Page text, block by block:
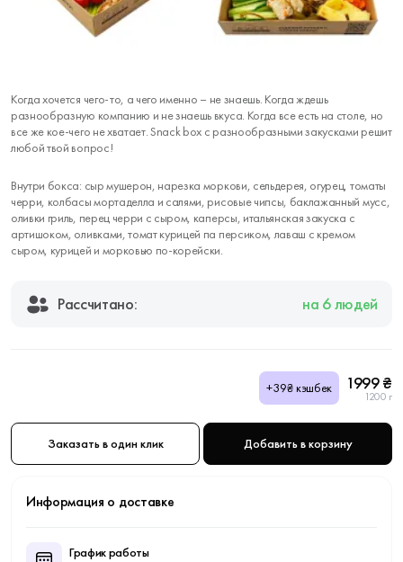
Когда хочется чего-то, а чего именно – не знаешь. Когда ждешь
разнообразную компанию и не знаешь вкуса. Когда все есть на столе, но
все же кое-чего не хватает. Snack box с разнообразными закусками решит
любой твой вопрос!
Внутри бокса: сыр мушерон, нарезка моркови, сельдерея, огурец, томаты
черри, колбасы мортаделла и салями, рисовые чипсы, баклажанный мусс,
оливки гриль, перец черри с сыром, каперсы, итальянская закуска с
артишоком, оливками, томат курицей па персиком, лаваш с кремом
сыром, курицей и морковью по-корейски.
Рассчитано: на 6 людей
+39₴ кэшбек 1999 ₴
1200 г
Заказать в один клик Добавить в корзину
Информация о доставке
График работы